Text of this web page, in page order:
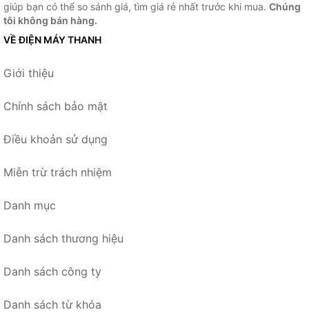
giúp bạn có thể so sánh giá, tìm giá rẻ nhất trước khi mua. Chúng
tôi không bán hàng.
VỀ ĐIỆN MÁY THANH
Giới thiệu
Chính sách bảo mật
Điều khoản sử dụng
Miễn trừ trách nhiệm
Danh mục
Danh sách thương hiệu
Danh sách công ty
Danh sách từ khóa